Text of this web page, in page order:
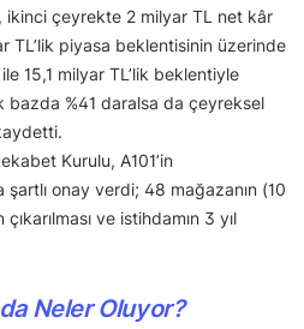
, ikinci çeyrekte 2 milyar TL net kâr
TL’lik piyasa beklentisinin üzerinde
15,1 milyar TL’lik beklentiyle
bazda %41 daralsa da çeyreksel
Kurulu, A101’in
şartlı onay verdi; 48 mağazanın (10
ve istihdamın 3 yıl
Neler Oluyor?